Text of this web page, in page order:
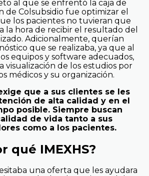
al que se enfrentó la caja de
de Colsubsidio fue optimizar el
los pacientes no tuvieran que
la hora de recibir el resultado del
Adicionalmente, querían
que se realizaba, ya que al
equipos y software adecuados,
visualización de los estudios por
médicos y su organización.
que a sus clientes se les
de alta calidad y en el
posible. Siempre buscan
de vida tanto a sus
como a los pacientes.
qué IMEXHS?
una oferta que les ayudara